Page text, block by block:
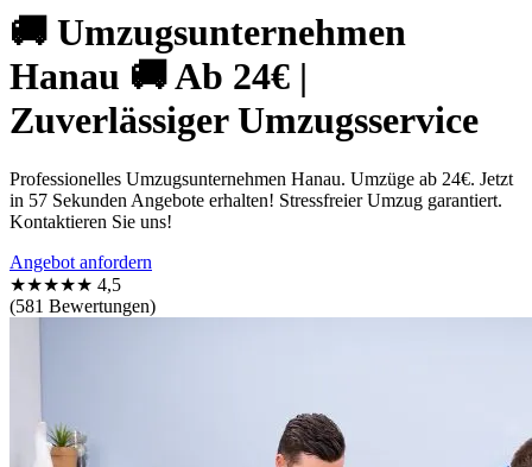
🚚 Umzugsunternehmen
Hanau 🚚 Ab 24€ |
Zuverlässiger Umzugsservice
Professionelles Umzugsunternehmen Hanau. Umzüge ab 24€. Jetzt
in 57 Sekunden Angebote erhalten! Stressfreier Umzug garantiert.
Kontaktieren Sie uns!
Angebot anfordern
★★★★★ 4,5
(581 Bewertungen)